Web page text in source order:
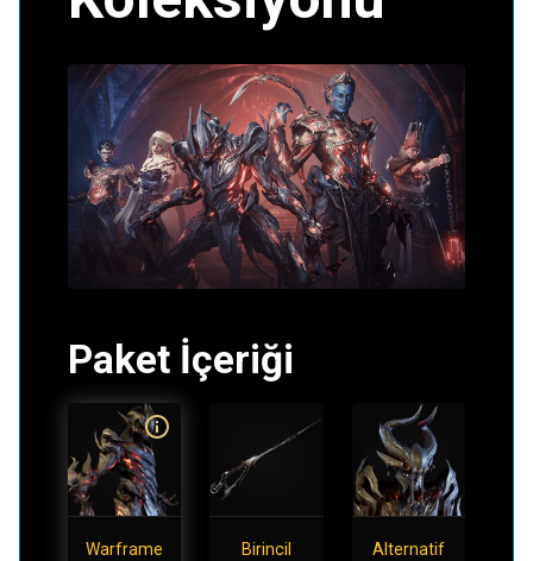
Paket İçeriği
Warframe
Birincil
Alternatif